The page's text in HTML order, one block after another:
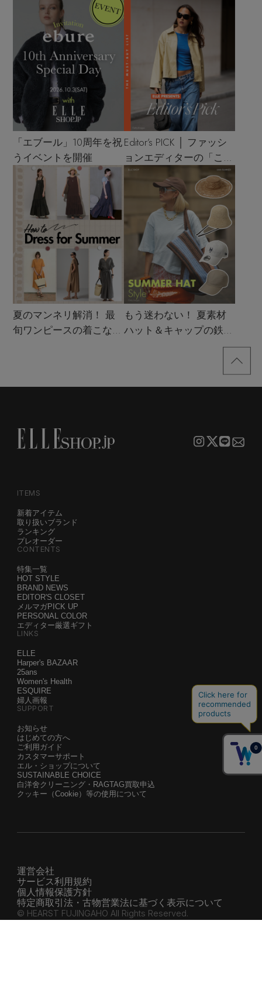
「エブール」10周年を祝
うイベントを開催
Editor’s PICK │ ファッシ
ョンエディターの「これ
買い！」リスト
夏のマンネリ解消！ 最
旬ワンピースの着こなし
もう迷わない！ 夏素材
ハット＆キャップの鉄板
ITEMS
新着アイテム
取り扱いブランド
ランキング
プレオーダー
CONTENTS
特集一覧
HOT STYLE
BRAND NEWS
EDITOR'S CLOSET
メルマガPICK UP
PERSONAL COLOR
エディター厳選ギフト
LINKS
ELLE
Harper's BAZAAR
25ans
Women's Health
ESQUIRE
婦人画報
SUPPORT
お知らせ
はじめての方へ
ご利用ガイド
カスタマーサポート
エル・ショップについて
SUSTAINABLE CHOICE
白洋舍クリーニング・RAGTAG買取申込
クッキー（Cookie）等の使用について
運営会社
サービス利用規約
個人情報保護方針
特定商取引法・古物営業法に基づく表示について
© HEARST FUJINGAHO All Rights Reserved.